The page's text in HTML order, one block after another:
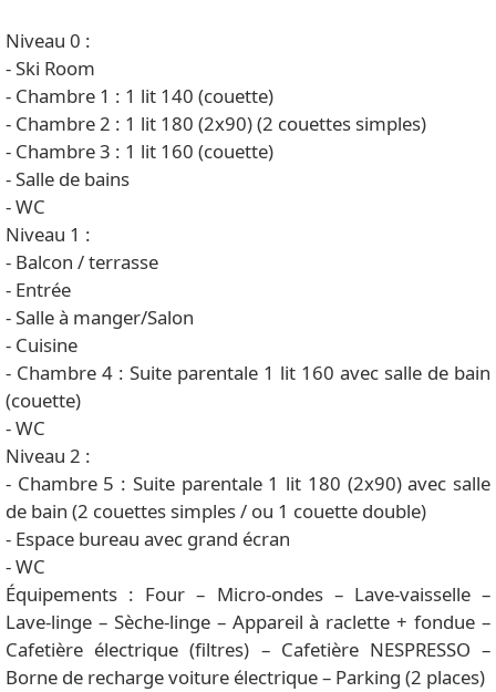
Niveau 0 :
- Ski Room
- Chambre 1 : 1 lit 140 (couette)
- Chambre 2 : 1 lit 180 (2x90) (2 couettes simples)
- Chambre 3 : 1 lit 160 (couette)
- Salle de bains
- WC
Niveau 1 :
- Balcon / terrasse
- Entrée
- Salle à manger/Salon
- Cuisine
- Chambre 4 : Suite parentale 1 lit 160 avec salle de bain
(couette)
- WC
Niveau 2 :
- Chambre 5 : Suite parentale 1 lit 180 (2x90) avec salle
de bain (2 couettes simples / ou 1 couette double)
- Espace bureau avec grand écran
- WC
Équipements : Four – Micro-ondes – Lave-vaisselle –
Lave-linge – Sèche-linge – Appareil à raclette + fondue –
Cafetière électrique (filtres) – Cafetière NESPRESSO –
Borne de recharge voiture électrique – Parking (2 places)